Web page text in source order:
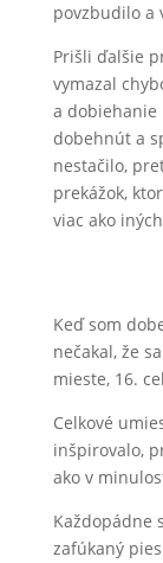
povzbudilo a
Prišli ďalšie
vymazal
a dobiehanie
dobehnút a
nestačilo,
prekážok,
viac ako
Keď som
nečakal, že
mieste, 16.
Celkové
inšpirovalo,
ako v
Každopádne
zafúkaný